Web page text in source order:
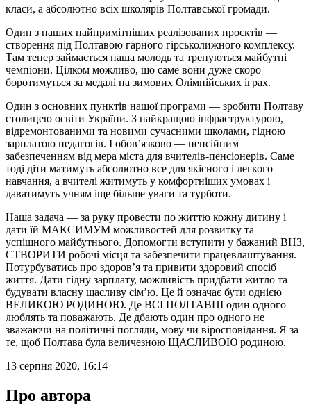
класи, а абсолютно всіх школярів Полтавської громади.
Один з наших найпримітніших реалізованих проєктів —
створення під Полтавою гарного гірськолижного комплексу.
Там тепер займається наша молодь та тренуються майбутні
чемпіони. Цілком можливо, що саме вони дуже скоро
боротимуться за медалі на зимових Олімпійських іграх.
Один з основних пунктів нашої програми — зробити Полтаву
столицею освіти України. З найкращою інфраструктурою,
відремонтованими та новими сучасними школами, гідною
зарплатою педагогів. І обов’язково — пенсійним
забезпеченням від мера міста для вчителів-пенсіонерів. Саме
тоді діти матимуть абсолютно все для якісного і легкого
навчання, а вчителі житимуть у комфортніших умовах і
даватимуть учням іще більше уваги та турботи.
Наша задача — за руку провести по життю кожну дитину і
дати їй МАКСИМУМ можливостей для розвитку та
успішного майбутнього. Допомогти вступити у бажаний ВНЗ,
СТВОРИТИ робочі місця та забезпечити працевлаштування.
Потурбуватись про здоров’я та привити здоровий спосіб
життя. Дати гідну зарплату, можливість придбати житло та
будувати власну щасливу сім’ю. Це й означає бути однією
ВЕЛИКОЮ РОДИНОЮ. Де ВСІ ПОЛТАВЦІ один одного
люблять та поважають. Де дбають один про одного не
зважаючи на політичні погляди, мову чи віросповідання. Я за
те, щоб Полтава була величезною ЩАСЛИВОЮ родиною.
13 серпня 2020, 16:14
Про автора